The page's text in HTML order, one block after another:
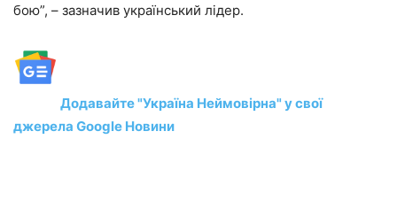
бою”, – зазначив український лідер.
Додавайте "Україна Неймовірна" у свої
джерела Google Новини